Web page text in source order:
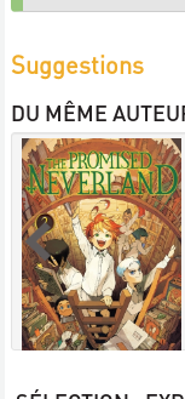
Suggestions
DU MÊME